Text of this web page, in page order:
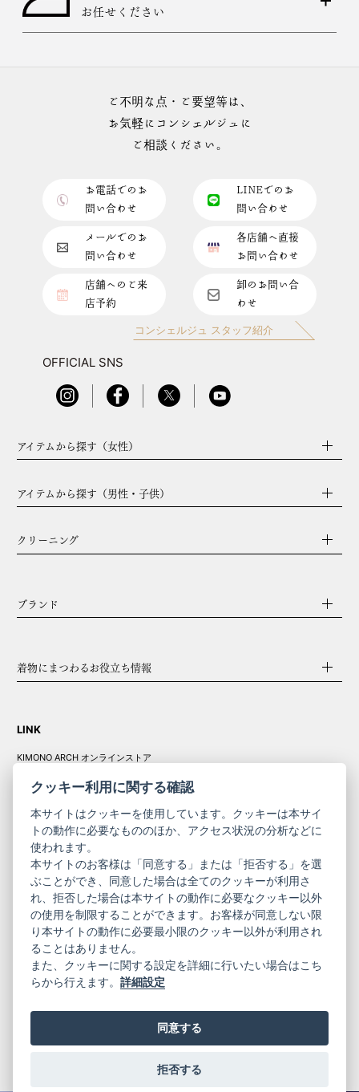
お任せください
ご不明な点・ご要望等は、
お気軽にコンシェルジュに
ご相談ください。
お電話でのお
問い合わせ
LINEでのお
問い合わせ
メールでのお
問い合わせ
各店舗へ直接
お問い合わせ
店舗へのご来
店予約
卸のお問い合
わせ
コンシェルジュ スタッフ紹介
OFFICIAL SNS
アイテムから探す（女性）
アイテムから探す（男性・子供）
クリーニング
ブランド
着物にまつわるお役立ち情報
LINK
KIMONO ARCH オンラインストア
コーポレート
サイト
きものやまと振
袖
サイト
ニュースレター
ご利用案内
お問い合わせ
プライバシーポリシー
特定商取引法に基づく表記
ご利用規約
© 2019 YAMATO CO, LTD.
クッキー利用に関する確認
本サイトはクッキーを使用しています。クッキーは本サイ
トの動作に必要なもののほか、アクセス状況の分析などに
使われます。
本サイトのお客様は「同意する」または「拒否する」を選
ぶことができ、同意した場合は全てのクッキーが利用さ
れ、拒否した場合は本サイトの動作に必要なクッキー以外
の使用を制限することができます。お客様が同意しない限
り本サイトの動作に必要最小限のクッキー以外が利用され
ることはありません。
また、クッキーに関する設定を詳細に行いたい場合はこち
らから行えます。詳細設定
同意する
拒否する